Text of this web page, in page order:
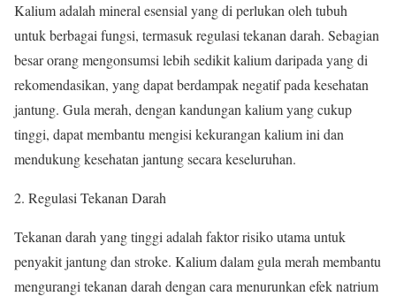
Kalium adalah mineral esensial yang di perlukan oleh tubuh
untuk berbagai fungsi, termasuk regulasi tekanan darah. Sebagian
besar orang mengonsumsi lebih sedikit kalium daripada yang di
rekomendasikan, yang dapat berdampak negatif pada kesehatan
jantung. Gula merah, dengan kandungan kalium yang cukup
tinggi, dapat membantu mengisi kekurangan kalium ini dan
mendukung kesehatan jantung secara keseluruhan.
2. Regulasi Tekanan Darah
Tekanan darah yang tinggi adalah faktor risiko utama untuk
penyakit jantung dan stroke. Kalium dalam gula merah membantu
mengurangi tekanan darah dengan cara menurunkan efek natrium